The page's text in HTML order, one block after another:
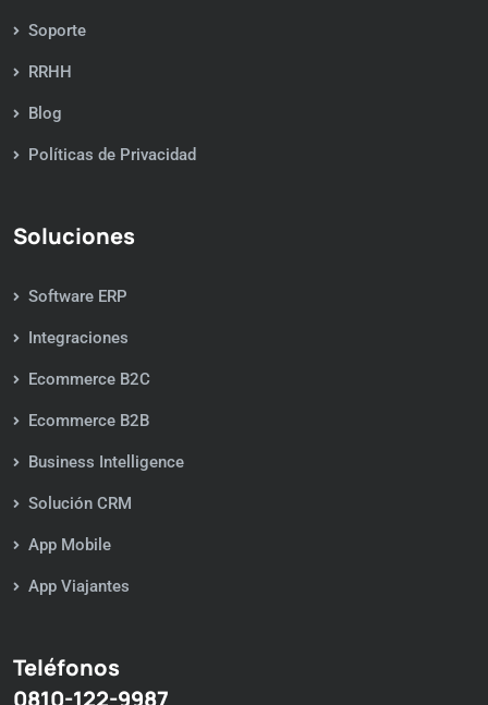
Soporte
RRHH
Blog
Políticas de Privacidad
Soluciones
Software ERP
Integraciones
Ecommerce B2C
Ecommerce B2B
Business Intelligence
Solución CRM
App Mobile
App Viajantes
Teléfonos
0810-122-9987